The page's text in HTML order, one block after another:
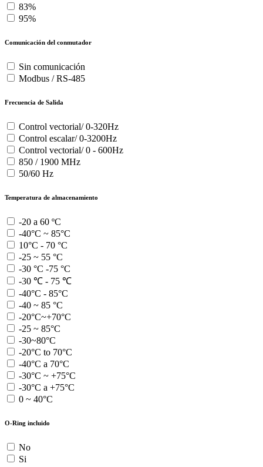
83%
95%
Comunicación del conmutador
Sin comunicación
Modbus / RS-485
Frecuencia de Salida
Control vectorial/ 0-320Hz
Control escalar/ 0-3200Hz
Control vectorial/ 0 - 600Hz
850 / 1900 MHz
50/60 Hz
Temperatura de almacenamiento
-20 a 60 ºC
-40°C ~ 85°C
10°C - 70 °C
-25 ~ 55 °C
-30 °C -75 °C
-30 ℃ - 75 ℃
-40°C - 85°C
-40 ~ 85 °C
-20°C~+70°C
-25 ~ 85°C
-30~80°C
-20°C to 70°C
-40°C a 70°C
-30°C ~ +75°C
-30°C a +75°C
0 ~ 40°C
O-Ring incluido
No
Si